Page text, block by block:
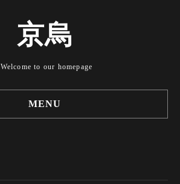
京烏
Welcome to our homepage
MENU